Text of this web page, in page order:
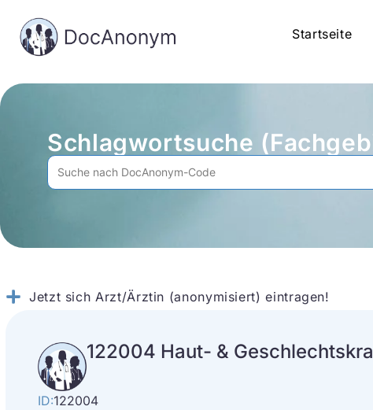
Startseite
Schlagwortsuche
Jetzt sich Arzt/Ärztin (anonymisiert) eintragen!
122004 Haut- &
ID:122004